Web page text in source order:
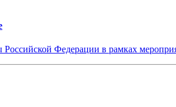
Российской Федерации в рамках